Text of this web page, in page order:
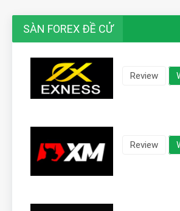
SÀN FOREX ĐỀ CỬ
Review
Review